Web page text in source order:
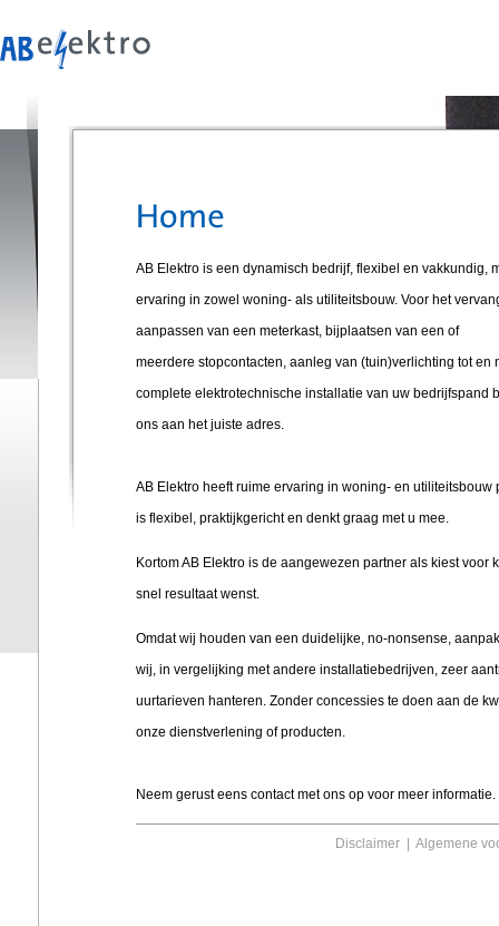
AB Elektro is een dynamisch bedrijf, flexibel en vakkundig,
ervaring in zowel woning- als utiliteitsbouw. Voor het
aanpassen van een meterkast, bijplaatsen van een of
meerdere stopcontacten, aanleg van (tuin)verlichting tot en
complete elektrotechnische installatie van uw bedrijfspand
ons aan het juiste adres.
AB Elektro heeft ruime ervaring in woning- en utiliteitsbouw
is flexibel, praktijkgericht en denkt graag met u mee.
Kortom AB Elektro is de aangewezen partner als kiest voor
snel resultaat wenst.
Omdat wij houden van een duidelijke, no-nonsense,
wij, in vergelijking met andere installatiebedrijven, zeer
uurtarieven hanteren. Zonder concessies te doen aan de
onze dienstverlening of producten.
Neem gerust eens contact met ons op voor meer informatie.
Disclaimer Algemene